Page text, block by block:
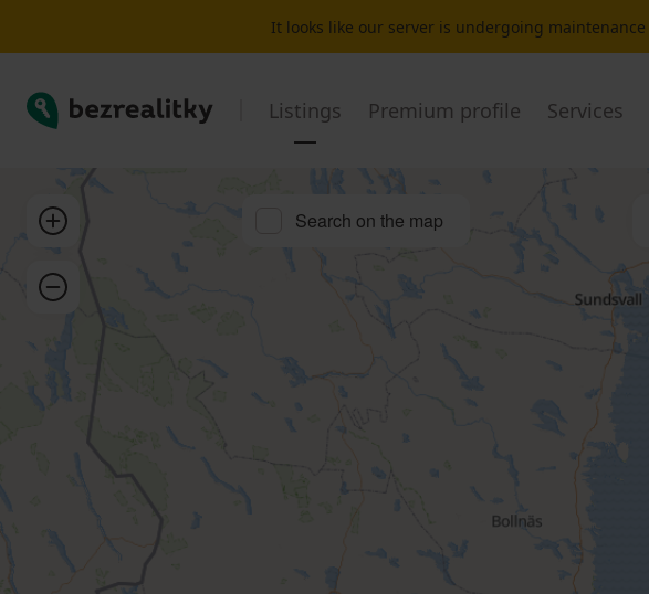
It looks like our server is undergoing
Bezrealitky Listings Premium profile Services
Zoom in
Zoom out
Search on the map